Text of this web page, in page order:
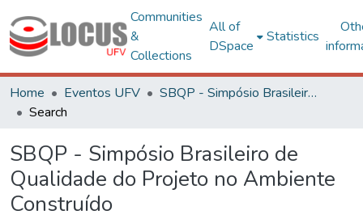
Communities
&
Collections
All of
DSpace
Statistics
Home Eventos UFV
SBQP - Simpósio Brasileiro de Qualidade do Projeto no Ambiente Construído
Search
SBQP - Simpósio Brasileiro de
Qualidade do Projeto no Ambiente
Construído